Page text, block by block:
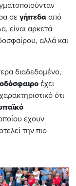
σε γήπεδα από
είναι αρκετά
αλλά και
διαδεδομένο,
έχει
ότι
έχουν
την πιο